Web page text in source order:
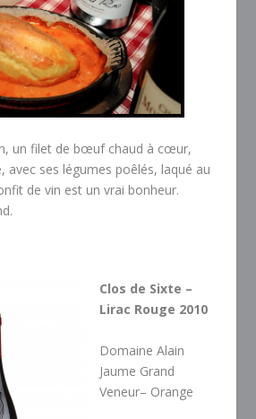
un filet de bœuf chaud à cœur,
avec ses légumes poêlés, laqué au
de vin est un vrai bonheur.
Clos de Sixte –
Lirac Rouge 2010
Domaine Alain
Jaume Grand
Veneur– Orange